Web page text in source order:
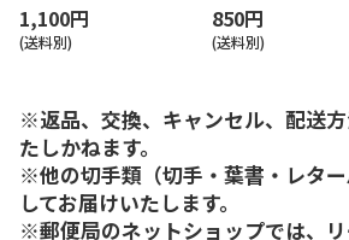
1,100円
(送料別)
850円
(送料別)
※返品、交換、キャンセル、配送
たしかねます。
※他の切手類（切手・葉書・レタ
してお届けいたします。
※郵便局のネットショップでは、